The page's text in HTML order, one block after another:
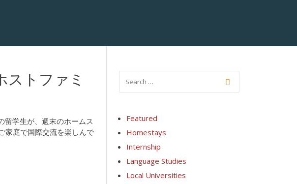
ストファミ
留学生が、週末のホームス
家庭で国際交流を楽しんで
Featured
Homestays
Internship
Language Studies
Local Universities